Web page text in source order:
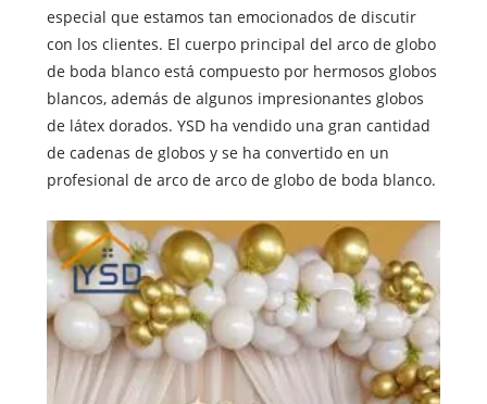
especial que estamos tan emocionados de discutir
con los clientes. El cuerpo principal del arco de globo
de boda blanco está compuesto por hermosos globos
blancos, además de algunos impresionantes globos
de látex dorados. YSD ha vendido una gran cantidad
de cadenas de globos y se ha convertido en un
profesional de arco de arco de globo de boda blanco.